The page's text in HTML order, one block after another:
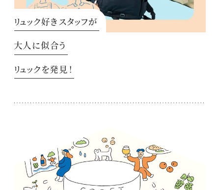
リュック好きスタッフが
大人に似合う
リュックを発見！